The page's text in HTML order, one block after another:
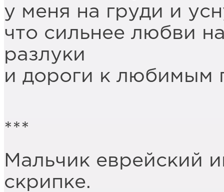
у меня на груди и
что сильнее любви
разлуки
и дороги к любимым
***
Мальчик еврейский
скрипке.